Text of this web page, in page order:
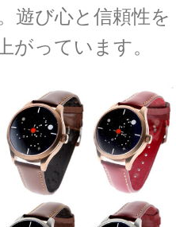
遊び心と信頼性を
がっています。